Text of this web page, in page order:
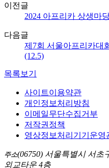
이전글
2024 아프리카 상생마
다음글
제7회 서울아프리카대
(12.5)
목록보기
사이트이용약관
개인정보처리방침
이메일무단수집거부
저작권정책
영상정보처리기기운영
주소(06750) 서울특별시 서초
외교타운 4층